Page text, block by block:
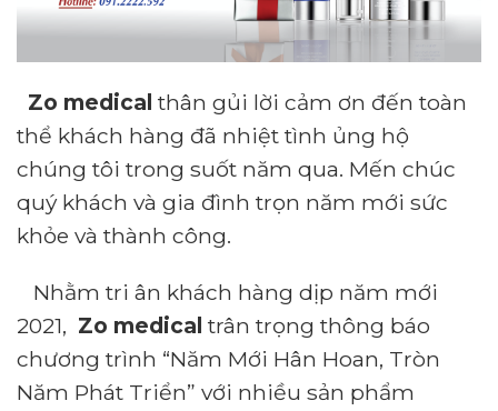
Zo medical thân gủi lời cảm ơn đến toàn
thể khách hàng đã nhiệt tình ủng hộ
chúng tôi trong suốt năm qua. Mến chúc
quý khách và gia đình trọn năm mới sức
khỏe và thành công.
Nhằm tri ân khách hàng dịp năm mới
2021, Zo medical trân trọng thông báo
chương trình “Năm Mới Hân Hoan, Tròn
Năm Phát Triển” với nhiều sản phẩm